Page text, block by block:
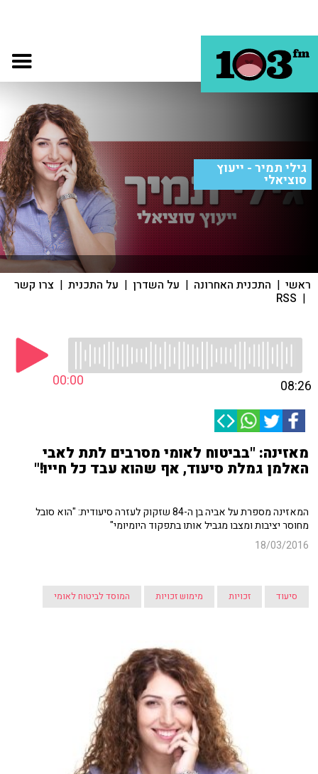
גילי תמיר - ייעוץ
סוציאלי
ראשי | התכנית האחרונה | על השדרן | על התכנית | צרו קשר
|
RSS
00:00 08:26
מאזינה: "בביטוח לאומי מסרבים לתת לאבי
האלמן גמלת סיעוד, אף שהוא עבד כל חייו!"
המאזינה מספרת על אביה בן ה-84 שזקוק לעזרה סיעודית: "הוא סובל
מחוסר יציבות ומצבו מגביל אותו בתפקוד היומיומי"
18/03/2016
סיעוד זכויות מימוש זכויות המוסד לביטוח לאומי